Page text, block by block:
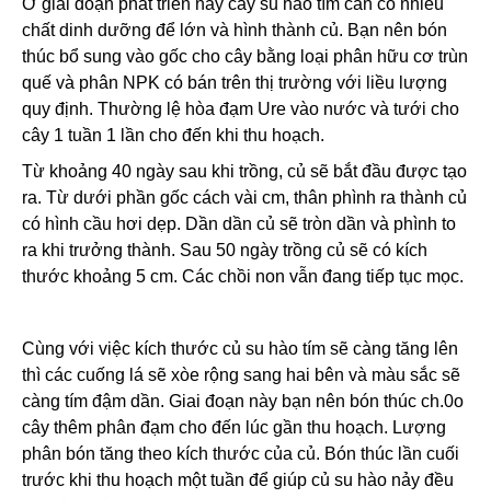
Ở giai đoạn phát triển này cây su hào tím cần có nhiều
chất dinh dưỡng để lớn và hình thành củ. Bạn nên bón
thúc bổ sung vào gốc cho cây bằng loại phân hữu cơ trùn
quế và phân NPK có bán trên thị trường với liều lượng
quy định. Thường lệ hòa đạm Ure vào nước và tưới cho
cây 1 tuần 1 lần cho đến khi thu hoạch.
Từ khoảng 40 ngày sau khi trồng, củ sẽ bắt đầu được tạo
ra. Từ dưới phần gốc cách vài cm, thân phình ra thành củ
có hình cầu hơi dẹp. Dần dần củ sẽ tròn dần và phình to
ra khi trưởng thành. Sau 50 ngày trồng củ sẽ có kích
thước khoảng 5 cm. Các chồi non vẫn đang tiếp tục mọc.
Cùng với việc kích thước củ su hào tím sẽ càng tăng lên
thì các cuống lá sẽ xòe rộng sang hai bên và màu sắc sẽ
càng tím đậm dần. Giai đoạn này bạn nên bón thúc ch.0o
cây thêm phân đạm cho đến lúc gần thu hoạch. Lượng
phân bón tăng theo kích thước của củ. Bón thúc lần cuối
trước khi thu hoạch một tuần để giúp củ su hào nảy đều